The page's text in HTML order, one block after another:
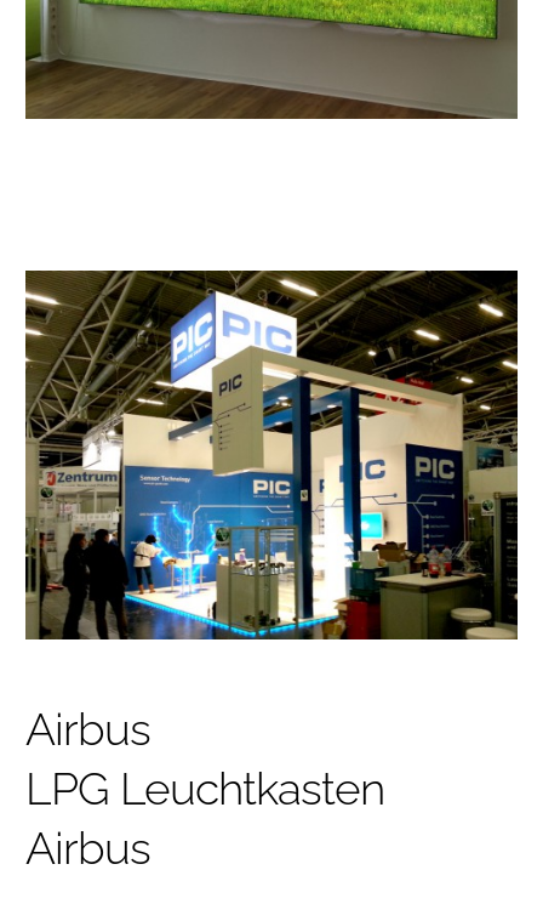
Airbus
LPG Leuchtkasten
Airbus